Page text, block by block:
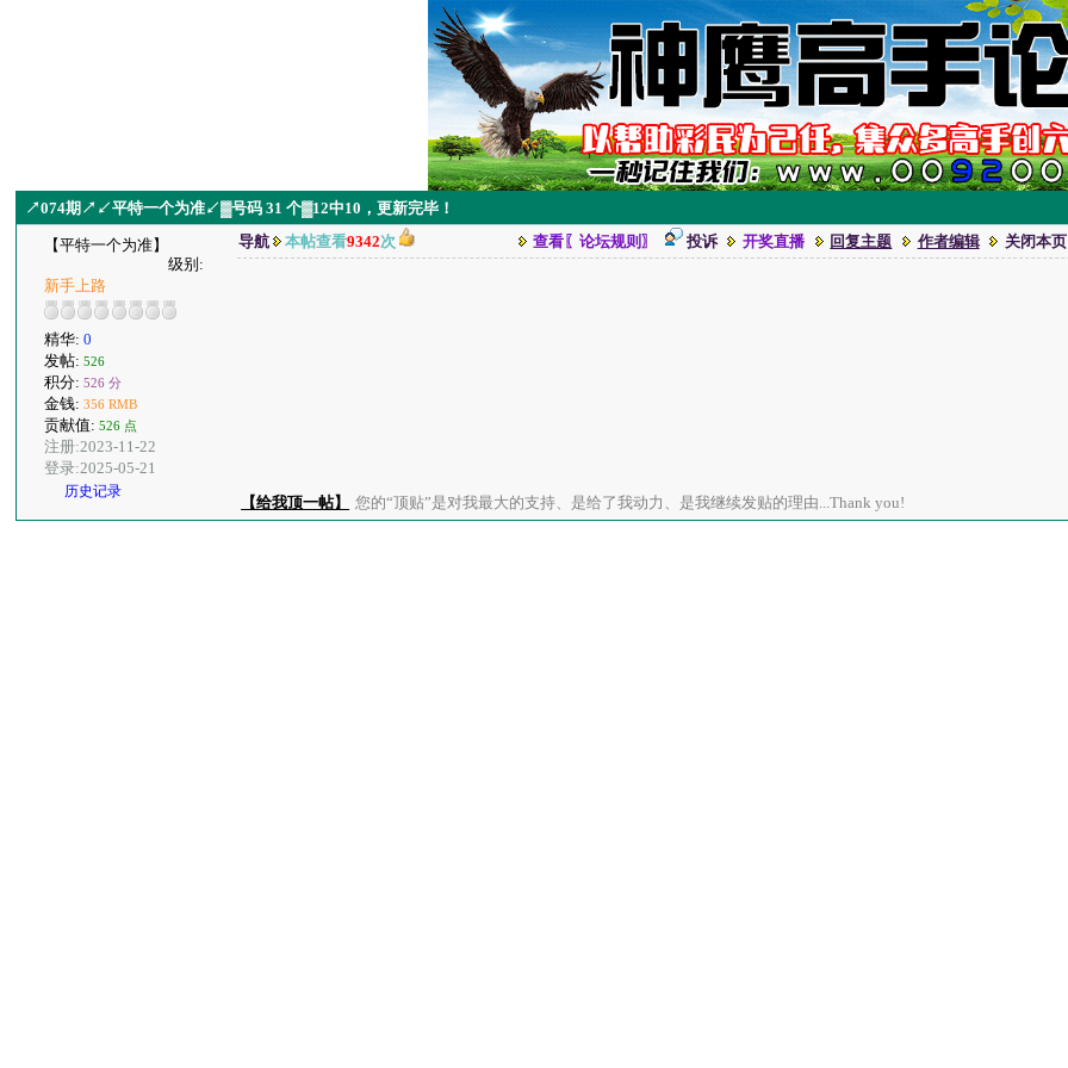
↗074期↗↙平特一个为准↙▓号码 31 个▓12中10，更新完毕！
【平特一个为准】
级别:
新手上路
精华:0
发帖:526
积分:526 分
金钱:356 RMB
贡献值:526 点
注册:2023-11-22
登录:2025-05-21
历史记录
导航 本帖查看9342次 查看〖论坛规则〗 投诉 开奖直播 回复主题 作者编辑 关闭本页
【给我顶一帖】 您的“顶贴”是对我最大的支持、是给了我动力、是我继续发贴的理由...Thank you!